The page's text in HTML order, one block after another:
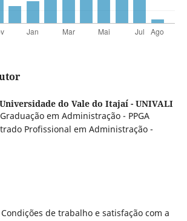
Universidade do Vale do Itajaí - UNIVALI
em Administração - PPGA
Profissional em Administração -
de trabalho e satisfação com a